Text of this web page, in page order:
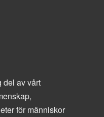
del av vårt
för människor